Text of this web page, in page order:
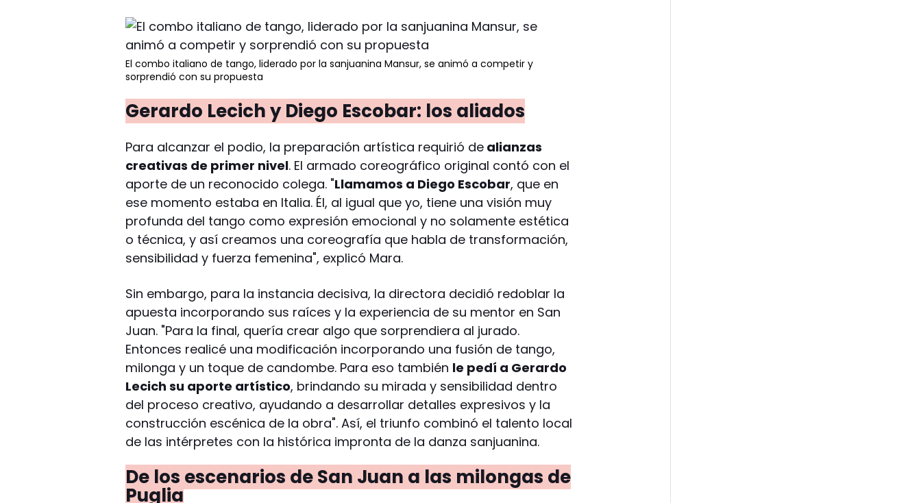
El combo italiano de tango, liderado por la sanjuanina Mansur, se animó a competir y
sorprendió con su propuesta
Gerardo Lecich y Diego Escobar: los aliados
Para alcanzar el podio, la preparación artística requirió de alianzas
creativas de primer nivel. El armado coreográfico original contó con el
aporte de un reconocido colega. "Llamamos a Diego Escobar, que en
ese momento estaba en Italia. Él, al igual que yo, tiene una visión muy
profunda del tango como expresión emocional y no solamente estética
o técnica, y así creamos una coreografía que habla de transformación,
sensibilidad y fuerza femenina", explicó Mara.
Sin embargo, para la instancia decisiva, la directora decidió redoblar la
apuesta incorporando sus raíces y la experiencia de su mentor en San
Juan. "Para la final, quería crear algo que sorprendiera al jurado.
Entonces realicé una modificación incorporando una fusión de tango,
milonga y un toque de candombe. Para eso también le pedí a Gerardo
Lecich su aporte artístico, brindando su mirada y sensibilidad dentro
del proceso creativo, ayudando a desarrollar detalles expresivos y la
construcción escénica de la obra". Así, el triunfo combinó el talento local
de las intérpretes con la histórica impronta de la danza sanjuanina.
De los escenarios de San Juan a las milongas de
Puglia